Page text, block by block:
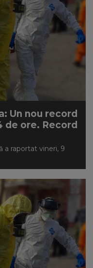
Un nou record
de ore. Record
a raportat vineri, 9